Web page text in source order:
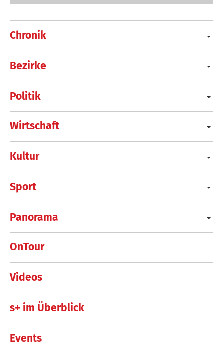
Chronik
Bezirke
Politik
Wirtschaft
Kultur
Sport
Panorama
OnTour
Videos
s+ im Überblick
Events